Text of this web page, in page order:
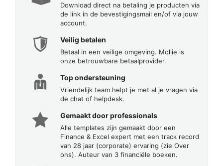
Download direct na betaling je producten via
de link in de bevestigingsmail en/of via jouw
account.
Veilig betalen
Betaal in een veilige omgeving. Mollie is
onze betrouwbare betaalprovider.
Top ondersteuning
Vriendelijk team helpt je met al je vragen via
de chat of helpdesk.
Gemaakt door professionals
Alle templates zijn gemaakt door een
Finance & Excel expert met een track record
van 28 jaar (corporate) ervaring (zie Over
ons). Auteur van 3 financiële boeken.